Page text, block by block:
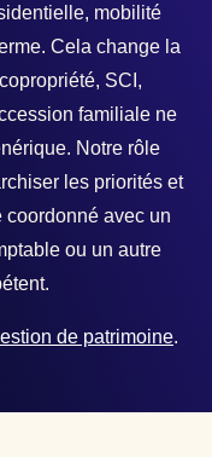
mobilité
Cela change la
SCI,
familiale ne
Notre rôle
les priorités et
avec un
ou un autre
de patrimoine.